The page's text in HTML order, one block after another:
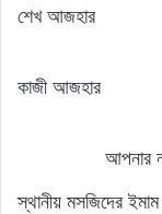
শেখ আজহার
কাজী আজহার
আপনার নবজাতক
স্থানীয় মসজিদের ইমাম